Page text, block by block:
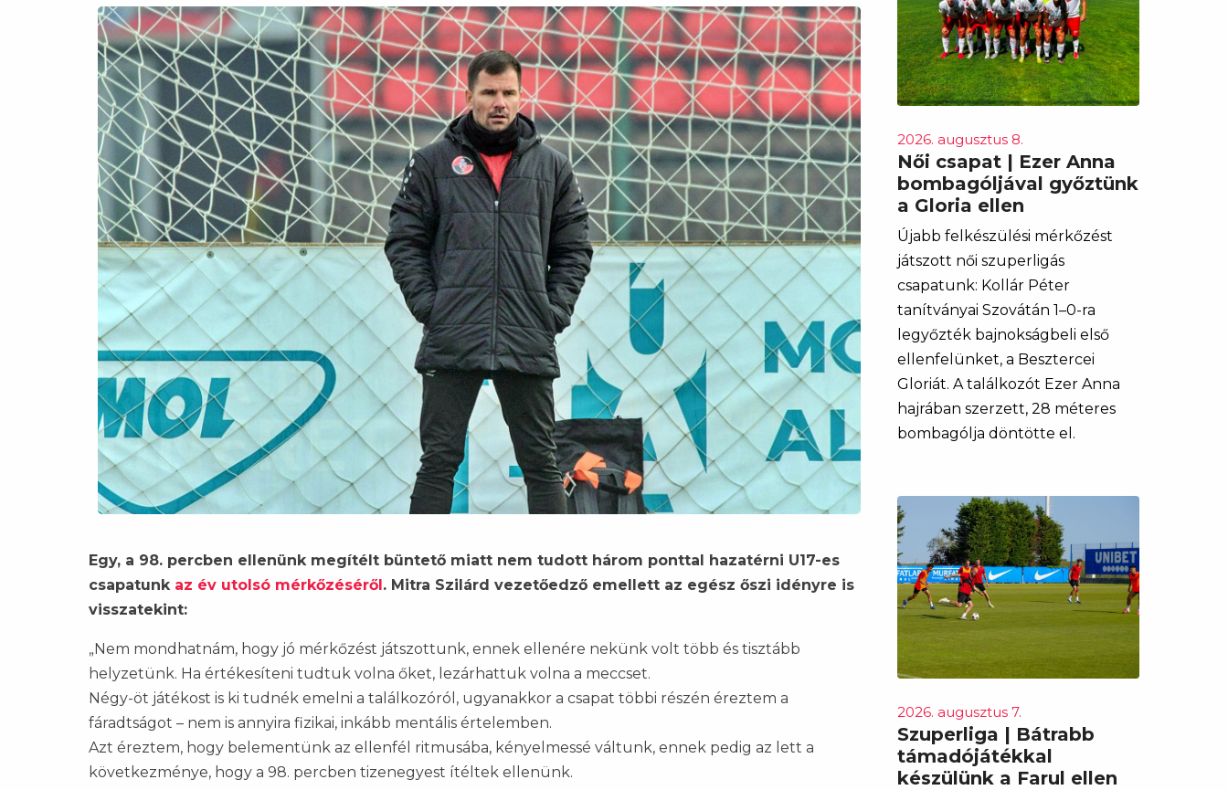
Egy, a 98. percben ellenünk megítélt büntető miatt nem tudott három ponttal hazatérni U17-es
csapatunk az év utolsó mérkőzéséről. Mitra Szilárd vezetőedző emellett az egész őszi idényre is
visszatekint:
„Nem mondhatnám, hogy jó mérkőzést játszottunk, ennek ellenére nekünk volt több és tisztább
helyzetünk. Ha értékesíteni tudtuk volna őket, lezárhattuk volna a meccset.
Négy-öt játékost is ki tudnék emelni a találkozóról, ugyanakkor a csapat többi részén éreztem a
fáradtságot – nem is annyira fizikai, inkább mentális értelemben.
Azt éreztem, hogy belementünk az ellenfél ritmusába, kényelmessé váltunk, ennek pedig az lett a
következménye, hogy a 98. percben tizenegyest ítéltek ellenünk.
2026. augusztus 8.
Női csapat | Ezer Anna
bombagóljával győztünk
a Gloria ellen
Újabb felkészülési mérkőzést
játszott női szuperligás
csapatunk: Kollár Péter
tanítványai Szovátán 1–0-ra
legyőzték bajnokságbeli első
ellenfelünket, a Besztercei
Gloriát. A találkozót Ezer Anna
hajrában szerzett, 28 méteres
bombagólja döntötte el.
2026. augusztus 7.
Szuperliga | Bátrabb
támadójátékkal
készülünk a Farul ellen